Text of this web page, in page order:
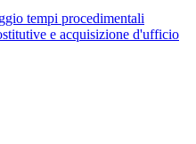
tempi procedimentali
e acquisizione d'ufficio